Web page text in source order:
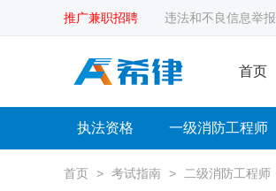
推广兼职招聘 违法和不良信息举报
首页
执法资格 一级消防工程师
首页 > 考试指南 > 二级消防工程师